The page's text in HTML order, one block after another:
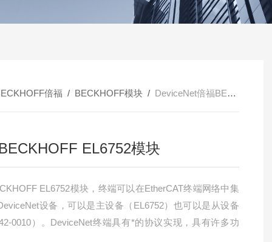
倍福 / BECKHOFF模块/ DeviceNet倍福BECKHOFF EL6752模块
EL6752模块
EL6752模块，终端可以在EtherCAT终端网络中集
设备，可以是主设备（EL6752）也可以是从设备
0010）。DeviceNet终端具有*的协议实现，具有许多功